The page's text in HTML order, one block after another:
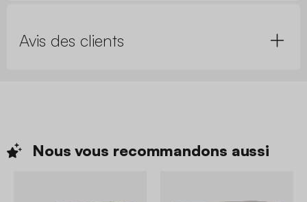
Avis des clients
Nous vous recommandons aussi